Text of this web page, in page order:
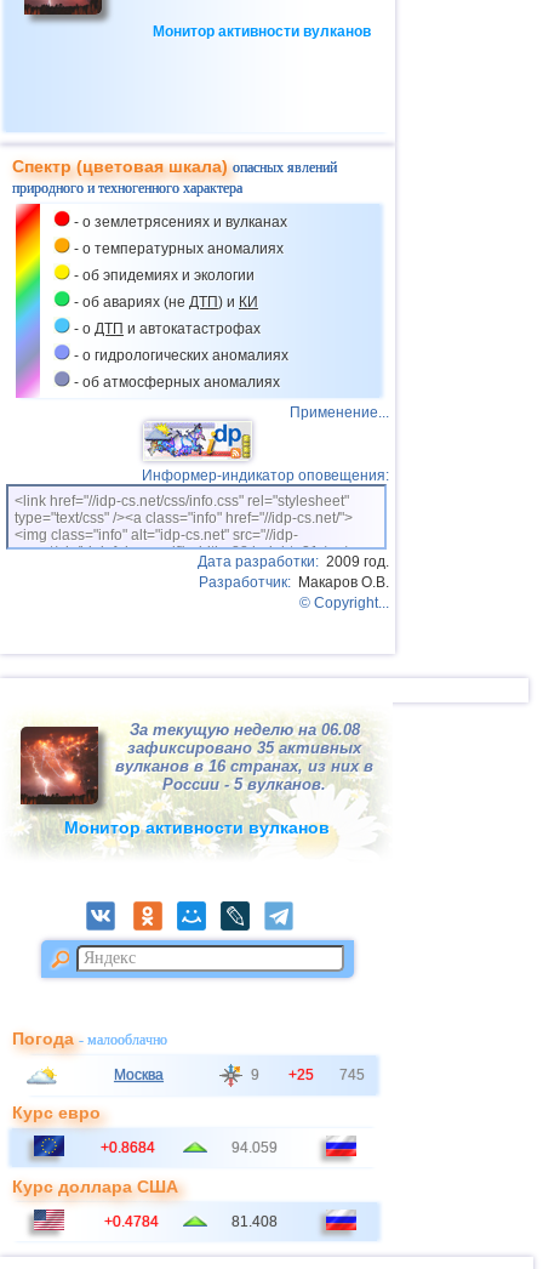
Монитор активности вулканов
Спектр (цветовая шкала)опасных явлений
природного и техногенного характера
- о землетрясениях и вулканах
- о температурных аномалиях
- об эпидемиях и экологии
- об авариях (не ДТП) и КИ
- о ДТП и автокатастрофах
- о гидрологических аномалиях
- об атмосферных аномалиях
Применение...
Информер-индикатор оповещения:
<link href="//idp-cs.net/css/info.css" rel="stylesheet"
type="text/css" /><a class="info" href="//idp-cs.net/">
<img class="info" alt="idp-cs.net" src="//idp-
cs.net/pix/idpinfok_sm.gif" width=88 height=31 /></a>
Дата разработки: 2009 год.
Разработчик: Макаров О.В.
© Copyright...
За текущую неделю на 06.08
зафиксировано 35 активных
вулканов в 16 странах, из них в
России - 5 вулканов.
Монитор активности вулканов
Погода- малооблачно
Москва 9 +25 745
Курс евро
+0.8684 94.059
Курс доллара США
+0.4784 81.408